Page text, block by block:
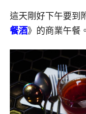
這天剛好下午要到
餐酒》的商業午餐。